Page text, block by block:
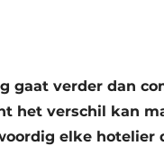
gaat verder dan
het verschil kan
elke hotelier